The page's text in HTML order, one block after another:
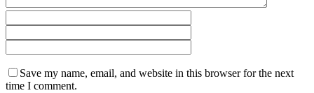
Save my name, email, and website in this browser for the next
time I comment.